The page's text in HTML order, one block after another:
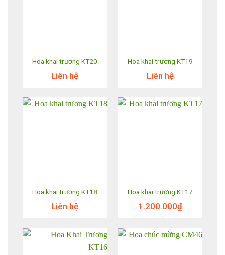
Hoa khai trương KT20
Liên hệ
Hoa khai trương KT19
Liên hệ
Hoa khai trương KT18
Liên hệ
Hoa khai trương KT17
1.200.000₫